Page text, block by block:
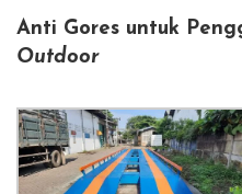
Anti Gores untuk
Outdoor